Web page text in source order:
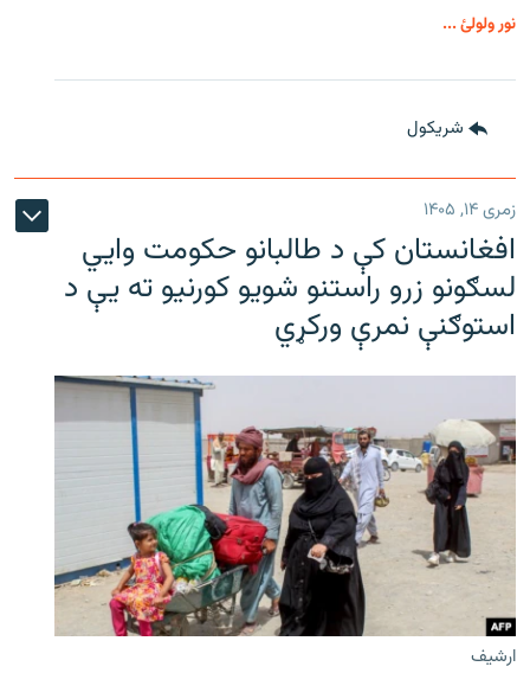
نور ولولئ ...
شريکول
زمری ۱۴, ۱۴۰۵
افغانستان کې د طالبانو حکومت وايي
لسګونو زرو راستنو شویو کورنیو ته یې د
استوګنې نمرې ورکړي
ارشیف